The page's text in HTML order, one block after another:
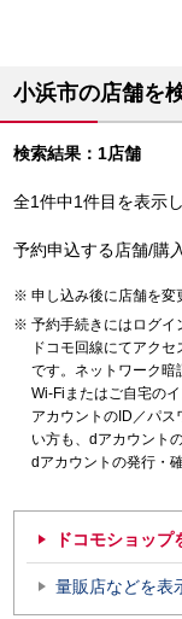
小浜市の店舗を
検索結果：1店舗
全1件中1件目を表示
予約申込する店舗/購
申し込み後に店舗を変
予約手続きにはログイ
ドコモ回線にてアク
です。ネットワーク暗
Wi-Fiまたはご自宅の
アカウントのID／パ
い方も、dアカウント
dアカウントの発行・
ドコモショップ
量販店などを表